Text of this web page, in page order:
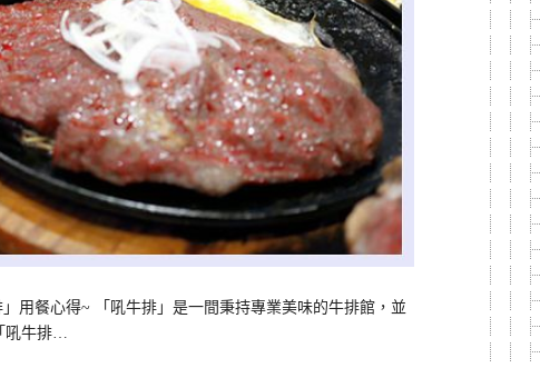
用餐心得~ 「吼牛排」是一間秉持專業美味的牛排館，並
吼牛排…